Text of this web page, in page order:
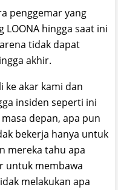
penggemar yang
hingga saat ini
tidak dapat
akhir.
ke akar kami dan
insiden seperti ini
depan, apa pun
bekerja hanya untuk
mereka tahu apa
untuk membawa
melakukan apa